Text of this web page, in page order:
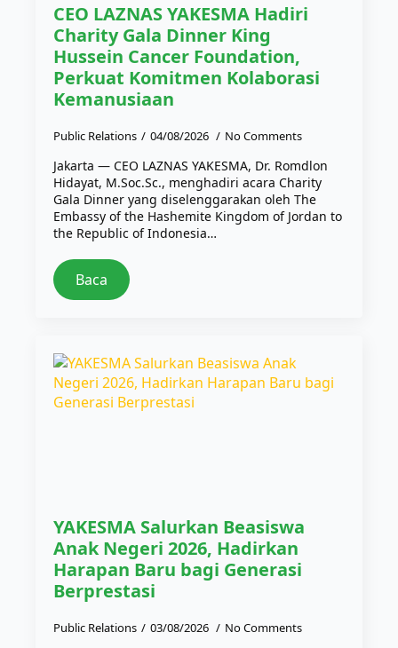
CEO LAZNAS YAKESMA Hadiri
Charity Gala Dinner King
Hussein Cancer Foundation,
Perkuat Komitmen Kolaborasi
Kemanusiaan
Public Relations 04/08/2026 No Comments
Jakarta — CEO LAZNAS YAKESMA, Dr. Romdlon
Hidayat, M.Soc.Sc., menghadiri acara Charity
Gala Dinner yang diselenggarakan oleh The
Embassy of the Hashemite Kingdom of Jordan to
the Republic of Indonesia…
Baca
YAKESMA Salurkan Beasiswa
Anak Negeri 2026, Hadirkan
Harapan Baru bagi Generasi
Berprestasi
Public Relations 03/08/2026 No Comments